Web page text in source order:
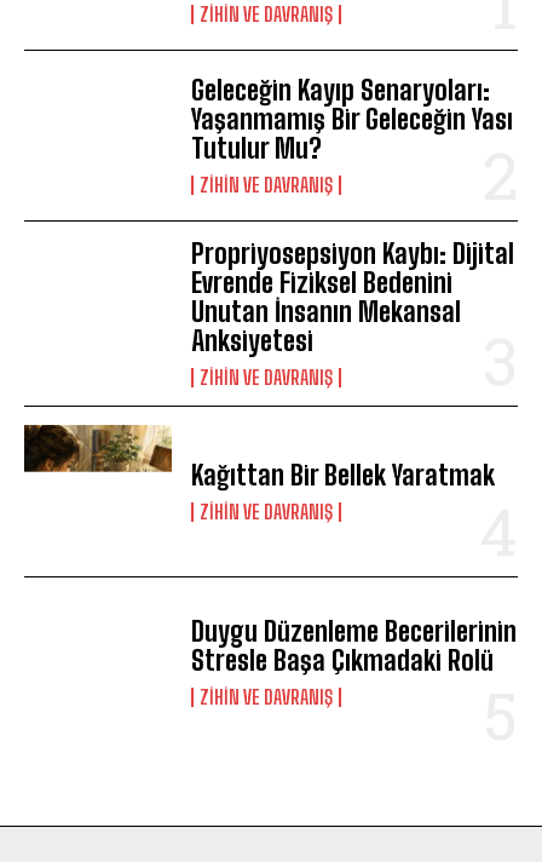
ABONE OL
okudum, onaylıyorum.
⁠ZIHIN VE DAVRANIŞ
Geleceğin Kayıp Senaryoları:
Yaşanmamış Bir Geleceğin Yası
Tutulur Mu?
⁠ZIHIN VE DAVRANIŞ
Propriyosepsiyon Kaybı: Dijital
Evrende Fiziksel Bedenini
Unutan İnsanın Mekansal
Anksiyetesi
⁠ZIHIN VE DAVRANIŞ
Kağıttan Bir Bellek Yaratmak
⁠ZIHIN VE DAVRANIŞ
Duygu Düzenleme Becerilerinin
Stresle Başa Çıkmadaki Rolü
⁠ZIHIN VE DAVRANIŞ